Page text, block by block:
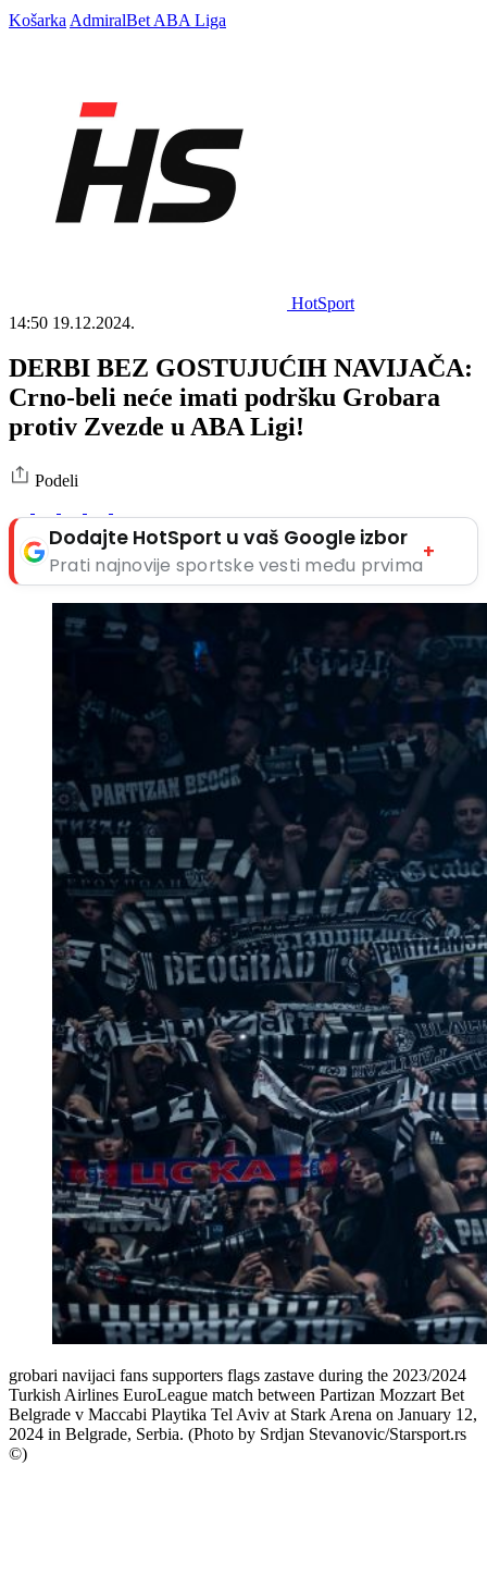
Košarka AdmiralBet ABA Liga
HotSport
14:50 19.12.2024.
DERBI BEZ GOSTUJUĆIH NAVIJAČA:
Crno-beli neće imati podršku Grobara
protiv Zvezde u ABA Ligi!
Podeli
Dodajte HotSport u vaš Google izbor
Prati najnovije sportske vesti među prvima
+
grobari navijaci fans supporters flags zastave during the 2023/2024
Turkish Airlines EuroLeague match between Partizan Mozzart Bet
Belgrade v Maccabi Playtika Tel Aviv at Stark Arena on January 12,
2024 in Belgrade, Serbia. (Photo by Srdjan Stevanovic/Starsport.rs
©)